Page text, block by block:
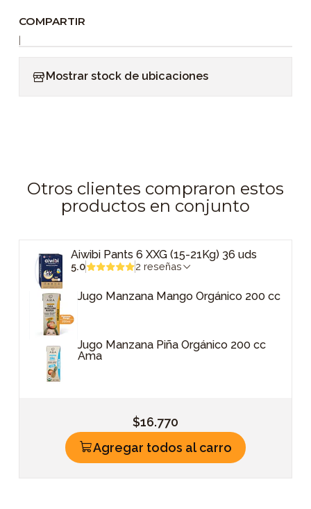
COMPARTIR
Mostrar stock de ubicaciones
Otros clientes compraron estos
productos en conjunto
Aiwibi Pants 6 XXG (15-21Kg) 36 uds
5.0 2 reseñas
Jugo Manzana Mango Orgánico 200 cc
Jugo Manzana Piña Orgánico 200 cc
Ama
$16.770
Agregar todos al carro